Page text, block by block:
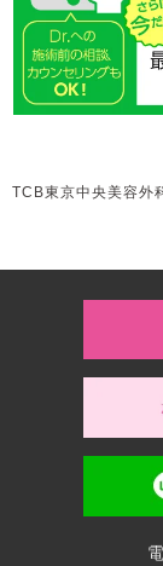
TCB東京中央美容外